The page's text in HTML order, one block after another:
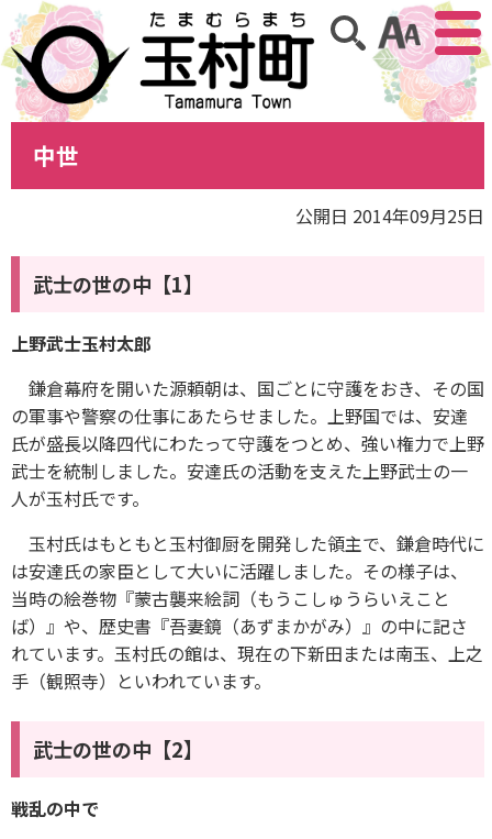
アクセ
サイト内検索
中世
公開日 2014年09月25日
武士の世の中【1】
上野武士玉村太郎
鎌倉幕府を開いた源頼朝は、国ごとに守護をおき、その国
の軍事や警察の仕事にあたらせました。上野国では、安達
氏が盛長以降四代にわたって守護をつとめ、強い権力で上野
武士を統制しました。安達氏の活動を支えた上野武士の一
人が玉村氏です。
玉村氏はもともと玉村御厨を開発した領主で、鎌倉時代に
は安達氏の家臣として大いに活躍しました。その様子は、
当時の絵巻物『蒙古襲来絵詞（もうこしゅうらいえこと
ば）』や、歴史書『吾妻鏡（あずまかがみ）』の中に記さ
れています。玉村氏の館は、現在の下新田または南玉、上之
手（観照寺）といわれています。
武士の世の中【2】
戦乱の中で